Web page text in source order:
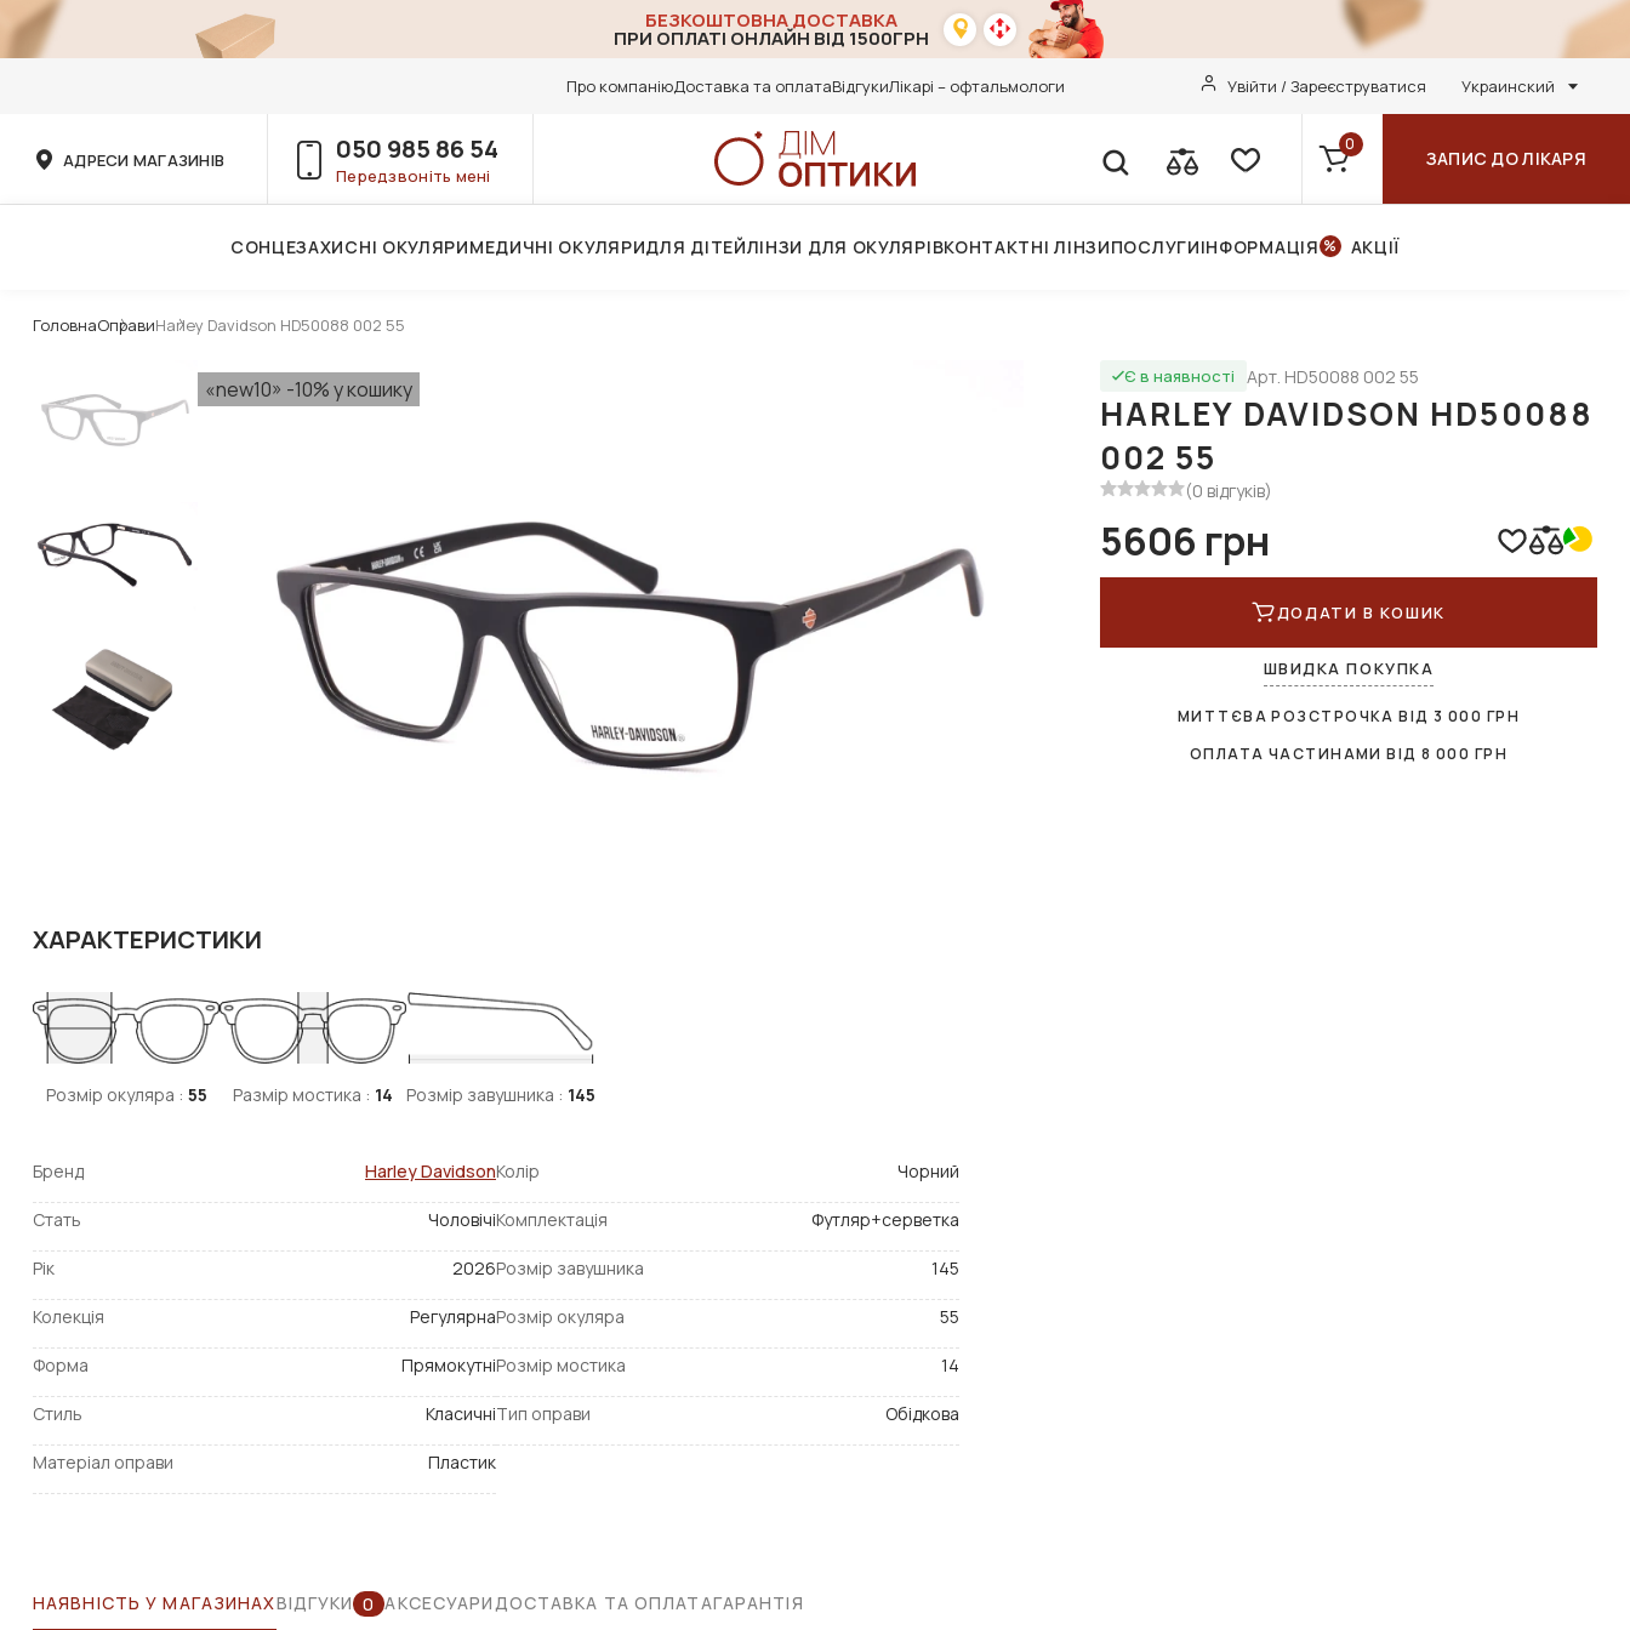
БЕЗКОШТОВНА ДОСТАВКА
ПРИ ОПЛАТІ ОНЛАЙН ВІД 1500ГРН
Про компаніюДоставка та оплатаВідгукиЛікарі – офтальмологи Увійти / Зареєструватися Украинский
АДРЕСИ МАГАЗИНІВ 050 985 86 54
Передзвоніть мені
0
ЗАПИС ДО ЛІКАРЯ
СОНЦЕЗАХИСНІ ОКУЛЯРИМЕДИЧНІ ОКУЛЯРИДЛЯ ДІТЕЙЛІНЗИ ДЛЯ ОКУЛЯРІВКОНТАКТНІ ЛІНЗИПОСЛУГИІНФОРМАЦІЯ АКЦІЇ
ГоловнаОправиHarley Davidson HD50088 002 55
«new10» -10% у кошику Є в наявності Арт. HD50088 002 55
HARLEY DAVIDSON HD50088
002 55
(0 відгуків)
5606 грн
ДОДАТИ В КОШИК
ШВИДКА ПОКУПКА
МИТТЄВА РОЗСТРОЧКА ВІД 3 000 ГРН
ОПЛАТА ЧАСТИНАМИ ВІД8 000 ГРН
ХАРАКТЕРИСТИКИ
Розмір окуляра : 55 Размір мостика : 14 Розмір завушника : 145
Бренд Harley Davidson
Стать Чоловічі
Рік 2026
Колекція Регулярна
Форма Прямокутні
Стиль Класичні
Матеріал оправи Пластик
Колір Чорний
Комплектація Футляр+серветка
Розмір завушника 145
Розмір окуляра 55
Розмір мостика 14
Тип оправи Обідкова
НАЯВНІСТЬ У МАГАЗИНАХВІДГУКИ 0 АКСЕСУАРИДОСТАВКА ТА ОПЛАТАГАРАНТІЯ